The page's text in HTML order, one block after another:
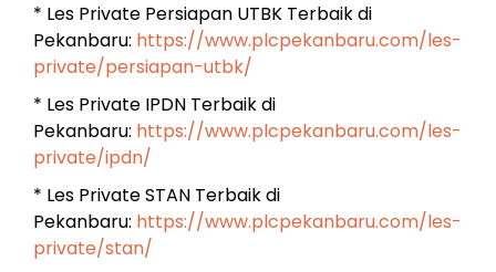
* Les Private Persiapan UTBK Terbaik di
Pekanbaru: https://www.plcpekanbaru.com/les-
private/persiapan-utbk/
* Les Private IPDN Terbaik di
Pekanbaru: https://www.plcpekanbaru.com/les-
private/ipdn/
* Les Private STAN Terbaik di
Pekanbaru: https://www.plcpekanbaru.com/les-
private/stan/